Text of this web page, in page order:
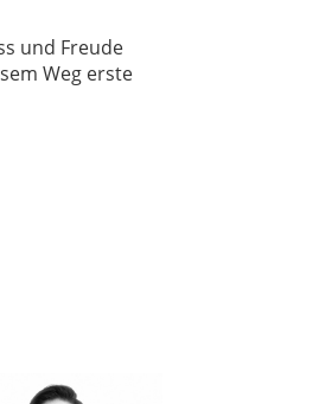
und Freude
Weg erste